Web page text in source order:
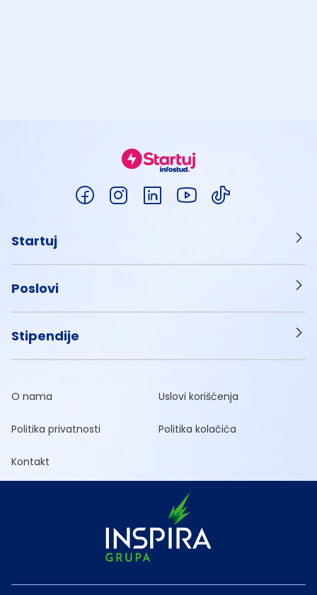
Startuj
Poslovi
Stipendije
O nama Uslovi korišćenja
Politika privatnosti Politika kolačića
Kontakt